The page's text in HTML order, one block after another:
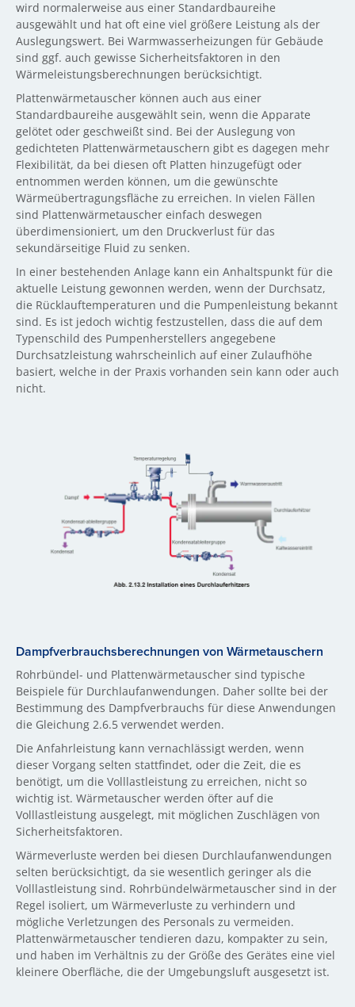
wird normalerweise aus einer Standardbaureihe
ausgewählt und hat oft eine viel größere Leistung als der
Auslegungswert. Bei Warmwasserheizungen für Gebäude
sind ggf. auch gewisse Sicherheitsfaktoren in den
Wärmeleistungsberechnungen berücksichtigt.
Plattenwärmetauscher können auch aus einer
Standardbaureihe ausgewählt sein, wenn die Apparate
gelötet oder geschweißt sind. Bei der Auslegung von
gedichteten Plattenwärmetauschern gibt es dagegen mehr
Flexibilität, da bei diesen oft Platten hinzugefügt oder
entnommen werden können, um die gewünschte
Wärmeübertragungsfläche zu erreichen. In vielen Fällen
sind Plattenwärmetauscher einfach deswegen
überdimensioniert, um den Druckverlust für das
sekundärseitige Fluid zu senken.
In einer bestehenden Anlage kann ein Anhaltspunkt für die
aktuelle Leistung gewonnen werden, wenn der Durchsatz,
die Rücklauftemperaturen und die Pumpenleistung bekannt
sind. Es ist jedoch wichtig festzustellen, dass die auf dem
Typenschild des Pumpenherstellers angegebene
Durchsatzleistung wahrscheinlich auf einer Zulaufhöhe
basiert, welche in der Praxis vorhanden sein kann oder auch
nicht.
Dampfverbrauchsberechnungen von Wärmetauschern
Rohrbündel- und Plattenwärmetauscher sind typische
Beispiele für Durchlaufanwendungen. Daher sollte bei der
Bestimmung des Dampfverbrauchs für diese Anwendungen
die Gleichung 2.6.5 verwendet werden.
Die Anfahrleistung kann vernachlässigt werden, wenn
dieser Vorgang selten stattfindet, oder die Zeit, die es
benötigt, um die Volllastleistung zu erreichen, nicht so
wichtig ist. Wärmetauscher werden öfter auf die
Volllastleistung ausgelegt, mit möglichen Zuschlägen von
Sicherheitsfaktoren.
Wärmeverluste werden bei diesen Durchlaufanwendungen
selten berücksichtigt, da sie wesentlich geringer als die
Volllastleistung sind. Rohrbündelwärmetauscher sind in der
Regel isoliert, um Wärmeverluste zu verhindern und
mögliche Verletzungen des Personals zu vermeiden.
Plattenwärmetauscher tendieren dazu, kompakter zu sein,
und haben im Verhältnis zu der Größe des Gerätes eine viel
kleinere Oberfläche, die der Umgebungsluft ausgesetzt ist.